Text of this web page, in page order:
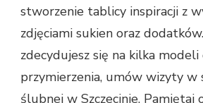
stworzenie tablicy inspiracji z
zdjęciami sukien oraz
zdecydujesz się na kilka modeli
przymierzenia, umów wizyty w
ślubnej w Szczecinie. Pamiętaj